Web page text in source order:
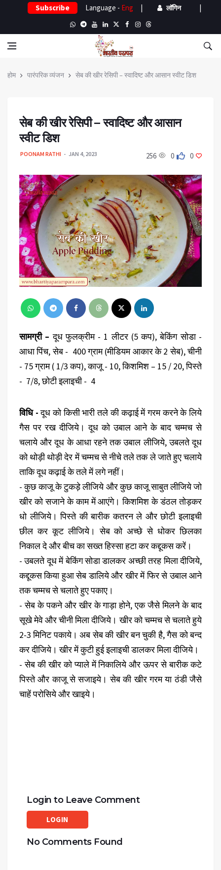
Subscribe Language - Eng | लॉगिन |
होम पारंपरिक व्यंजन सेब की खीर रेसिपी – स्वादिष्ट और आसान स्वीट डिश
सेब की खीर रेसिपी – स्वादिष्ट और आसान
स्वीट डिश
POONAM RATHI JAN 4, 2023
सामग्री – दूध फुलक्रीम - 1 लीटर (5 कप), बेकिंग सोडा -
आधा पिंच, सेब - 400 ग्राम (मीडियम आकार के 2 सेब), चीनी
- 75 ग्राम ( 1/3 कप), काजू - 10, किशमिश – 15 / 20, पिस्ते
- 7/8, छोटी इलाइची - 4
विधि -दूध को किसी भारी तले की कढ़ाई में गरम करने के लिये
गैस पर रख दीजिये। दूध को उबाल आने के बाद चम्मच से
चलाये और दूध के आधा रहने तक उबाल लीजिये, उबलते दूध
को थोड़ी थोड़ी देर में चम्मच से नीचे तले तक ले जाते हुए चलाये
ताकि दूध कढ़ाई के तले में लगे नहीं।
- कुछ काजू के टुकड़े लीजिये और कुछ काजू साबुत लीजिये जो
खीर को सजाने के काम में आएंगे। किशमिश के डंठल तोड़कर
धो लीजिये। पिस्ते की बारीक कतरन ले और छोटी इलाइची
छील कर कूट लीजिये। सेब को अच्छे से धोकर छिलका
निकाल दे और बीच का सख्त हिस्सा हटा कर कद्दूकस करें।
- उबलते दूध में बेकिंग सोडा डालकर अच्छी तरह मिला दीजिये,
कद्दूकस किया हुआ सेब डालिये और खीर में फिर से उबाल आने
तक चम्मच से चलाते हुए पकाए।
- सेब के पकने और खीर के गाड़ा होने, एक जैसे मिलने के बाद
सूखे मेवे और चीनी मिला दीजिये। खीर को चम्मच से चलाते हुये
2-3 मिनिट पकाये। अब सेब की खीर बन चुकी है, गैस को बन्द
कर दीजिये। खीर में कुटी हुई इलाइची डालकर मिला दीजिये।
- सेब की खीर को प्याले में निकालिये और ऊपर से बारीक कटे
पिस्ते और काजू से सजाइये। सेब की खीर गरम या ठंडी जैसे
चाहें परोसिये और खाइये।
Login to Leave Comment
LOGIN
No Comments Found